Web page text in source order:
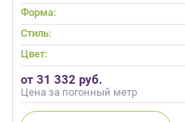
Форма:
Стиль:
Цвет:
от 31 332 руб.
Цена за погонный метр